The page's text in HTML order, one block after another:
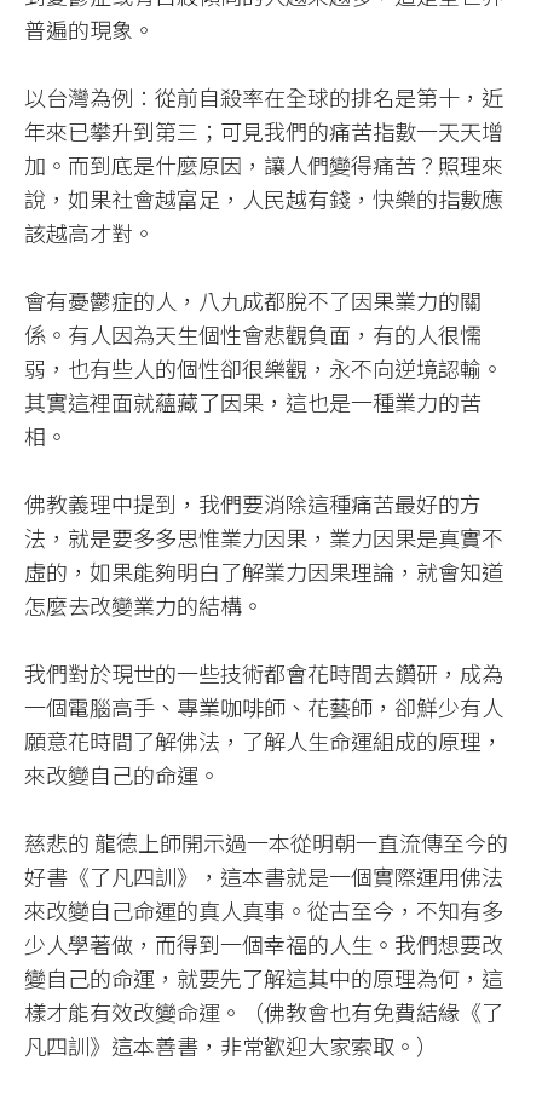
普遍的現象。​
以台灣為例：從前自殺率在全球的排名是第十，近
年來已攀升到第三；可見我們的痛苦指數一天天增
加。而到底是什麼原因，讓人們變得痛苦？照理來
說，如果社會越富足，人民越有錢，快樂的指數應
該越高才對。​
會有憂鬱症的人，八九成都脫不了因果業力的關
係。有人因為天生個性會悲觀負面，有的人很懦
弱，也有些人的個性卻很樂觀，永不向逆境認輸。
其實這裡面就蘊藏了因果，這也是一種業力的苦
相。​
佛教義理中提到，我們要消除這種痛苦最好的方
法，就是要多多思惟業力因果，業力因果是真實不
虛的，如果能夠明白了解業力因果理論，就會知道
怎麼去改變業力的結構。​
我們對於現世的一些技術都會花時間去鑽研，成為
一個電腦高手、專業咖啡師、花藝師，卻鮮少有人
願意花時間了解佛法，了解人生命運組成的原理，
來改變自己的命運。​
慈悲的 龍德上師開示過一本從明朝一直流傳至今的
好書《了凡四訓》，這本書就是一個實際運用佛法
來改變自己命運的真人真事。從古至今，不知有多
少人學著做，而得到一個幸福的人生。我們想要改
變自己的命運，就要先了解這其中的原理為何，這
樣才能有效改變命運。（佛教會也有免費結緣《了
凡四訓》這本善書，非常歡迎大家索取。）​